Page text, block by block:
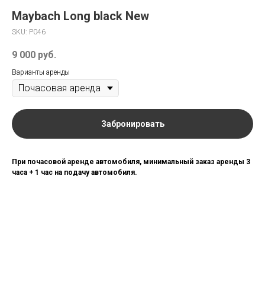
Maybach Long black New
SKU: P046
9 000 руб.
Варианты аренды
Забронировать
При почасовой аренде автомобиля, минимальный заказ аренды 3
часа + 1 час на подачу автомобиля.